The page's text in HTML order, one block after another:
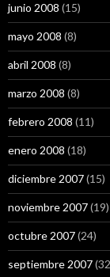
junio 2008 (15)
mayo 2008 (8)
abril 2008 (8)
marzo 2008 (8)
febrero 2008 (11)
enero 2008 (18)
diciembre 2007(15)
noviembre 2007(19)
octubre 2007(24)
septiembre 2007